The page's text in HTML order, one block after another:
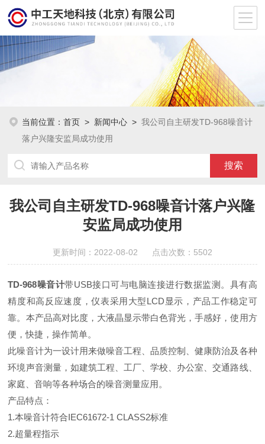
当前位置：首页 > 新闻中心 >我公司自主研发TD-968噪音计
落户兴隆安监局成功使用
我公司自主研发TD-968噪音计落户兴隆
安监局成功使用
更新时间：2022-08-02 点击次数：5502
TD-968噪音计带USB接口可与电脑连接进行数据监测。具有高
精度和高反应速度，仪表采用大型LCD显示，产品工作稳定可
靠。本产品高对比度，大液晶显示带白色背光，手感好，使用方
便，快捷，操作简单。
此噪音计为一设计用来做噪音工程、品质控制、健康防治及各种
环境声音测量，如建筑工程、工厂、学校、办公室、交通路线、
家庭、音响等各种场合的噪音测量应用。
产品特点：
1.本噪音计符合IEC61672-1 CLASS2标准
2.超量程指示